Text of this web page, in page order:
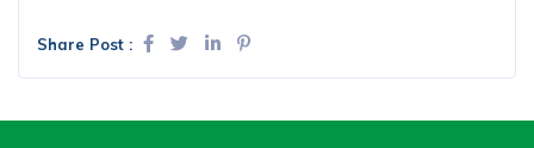
Share Post :